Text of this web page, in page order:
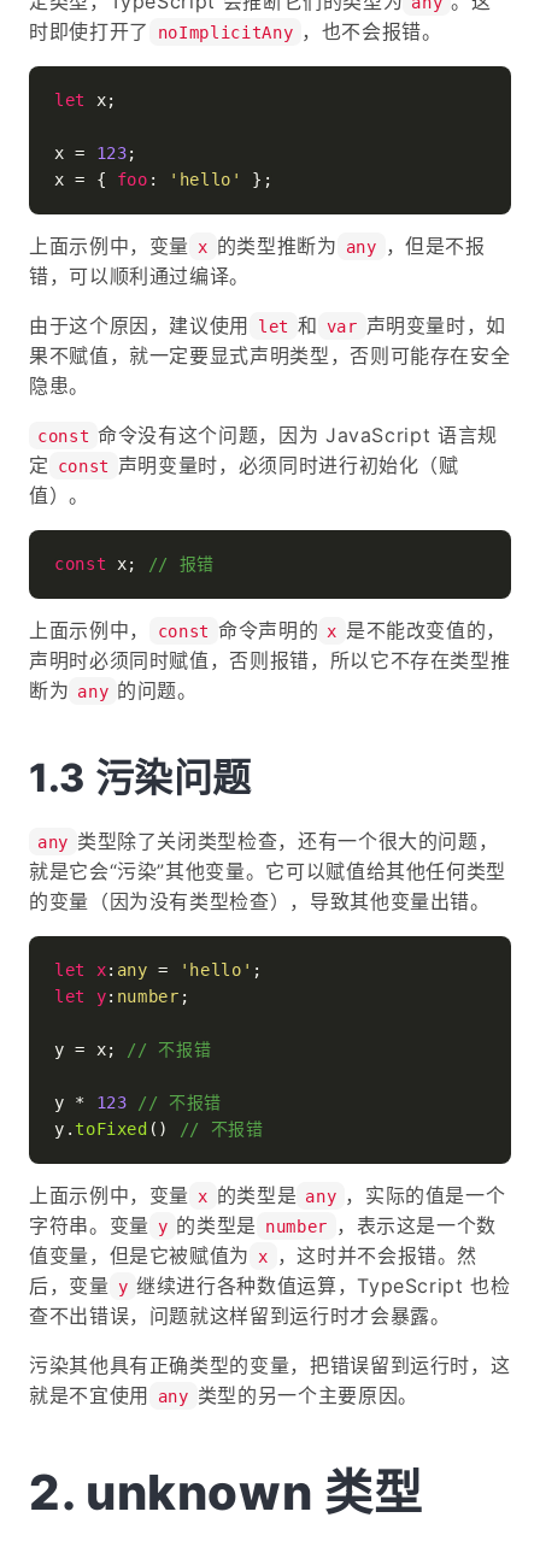
时即使打开了
noImplicitAny ，也不会报错。
let x;
x = 123;
x = { foo : 'hello'
上面示例中，变量 x 的类型推断为 any
，但是不报
错，可以顺利通过编译。
由于这个原因，建议使用 let 和 var 声明变量时，如
果不赋值，就一定要显式声明类型，否则可能存在安全
隐患。
const 命令没有这个问题，因为 JavaScript 语言规
定
const
声明变量时，必须同时进行初始化（赋
值）。
const x; // 报错
上面示例中， const 命令声明的 x 是不能改变值的，
声明时必须同时赋值，否则报错，所以它不存在类型推
断为 any 的问题。
污染问题
any 类型除了关闭类型检查，还有一个很大的问题，
就是它会“污染”其他变量。它可以赋值给其他任何类型
的变量（因为没有类型检查），导致其他变量出错。
let x: any = 'hello'
let
y: number ;
y = x; // 不报错
y * 123
// 不报错
y. toFixed () // 不报错
上面示例中，变量 x 的类型是 any ，实际的值是一个
字符串。变量 y 的类型是 number
，表示这是一个数
值变量，但是它被赋值为
x
，这时并不会报错。然
后，变量 y 继续进行各种数值运算，TypeScript 也检
查不出错误，问题就这样留到运行时才会暴露。
污染其他具有正确类型的变量，把错误留到运行时，这
就是不宜使用
any 类型的另一个主要原因。
unknown 类型